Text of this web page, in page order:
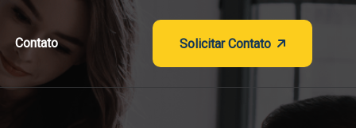
Contato Solicitar Contato